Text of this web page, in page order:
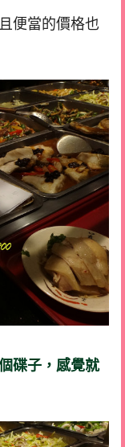
便當的價格也
碟子，感覺就